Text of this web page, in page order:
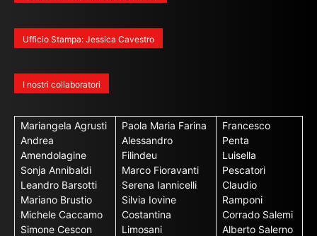
Ufficio Stampa: Jessica Cavestro
I nostri collaboratori
Mariangela Agrusti
Andrea
Amendolagine
Sonja Annibaldi
Leandro Barsotti
Mariano Brustio
Michele Caccamo
Simone Cescon
Paola Maria Farina
Alessandro
Filindeu
Marco Fioravanti
Serena Iannicelli
Silvia Iovine
Costantina
Limosani
Francesco
Penta
Luisella
Pescatori
Claudio
Ramponi
Corrado Salemi
Alberto Salerno